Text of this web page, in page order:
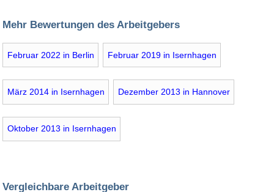
Mehr Bewertungen des Arbeitgebers
Februar 2022 in Berlin Februar 2019 in Isernhagen
März 2014 in Isernhagen Dezember 2013 in Hannover
Oktober 2013 in Isernhagen
Vergleichbare Arbeitgeber